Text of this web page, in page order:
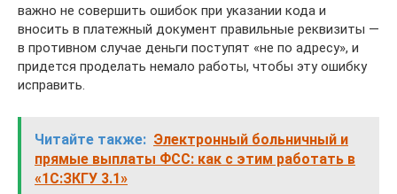
важно не совершить ошибок при указании кода и
вносить в платежный документ правильные реквизиты —
в противном случае деньги поступят «не по адресу», и
придется проделать немало работы, чтобы эту ошибку
исправить.
Читайте также: Электронный больничный и
прямые выплаты ФСС: как с этим работать в
«1С:ЗКГУ 3.1»